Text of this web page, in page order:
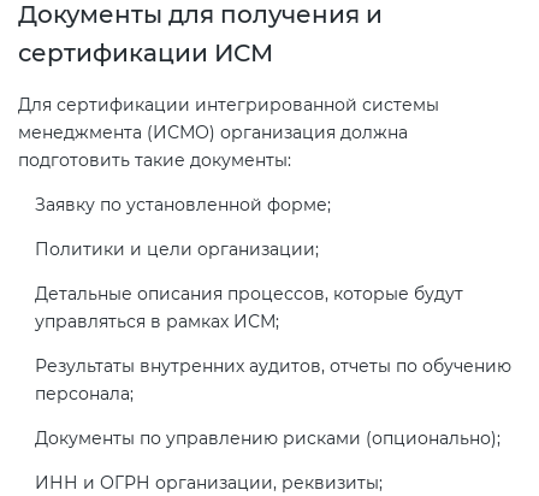
Документы для получения и
сертификации ИСМ
Для сертификации интегрированной системы
менеджмента (ИСМО) организация должна
подготовить такие документы:
Заявку по установленной форме;
Политики и цели организации;
Детальные описания процессов, которые будут
управляться в рамках ИСМ;
Результаты внутренних аудитов, отчеты по обучению
персонала;
Документы по управлению рисками (опционально);
ИНН и ОГРН организации, реквизиты;